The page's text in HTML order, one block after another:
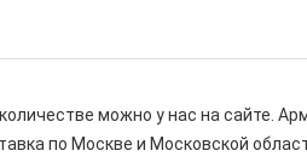
можно у нас на сайте.
по Москве и Московской